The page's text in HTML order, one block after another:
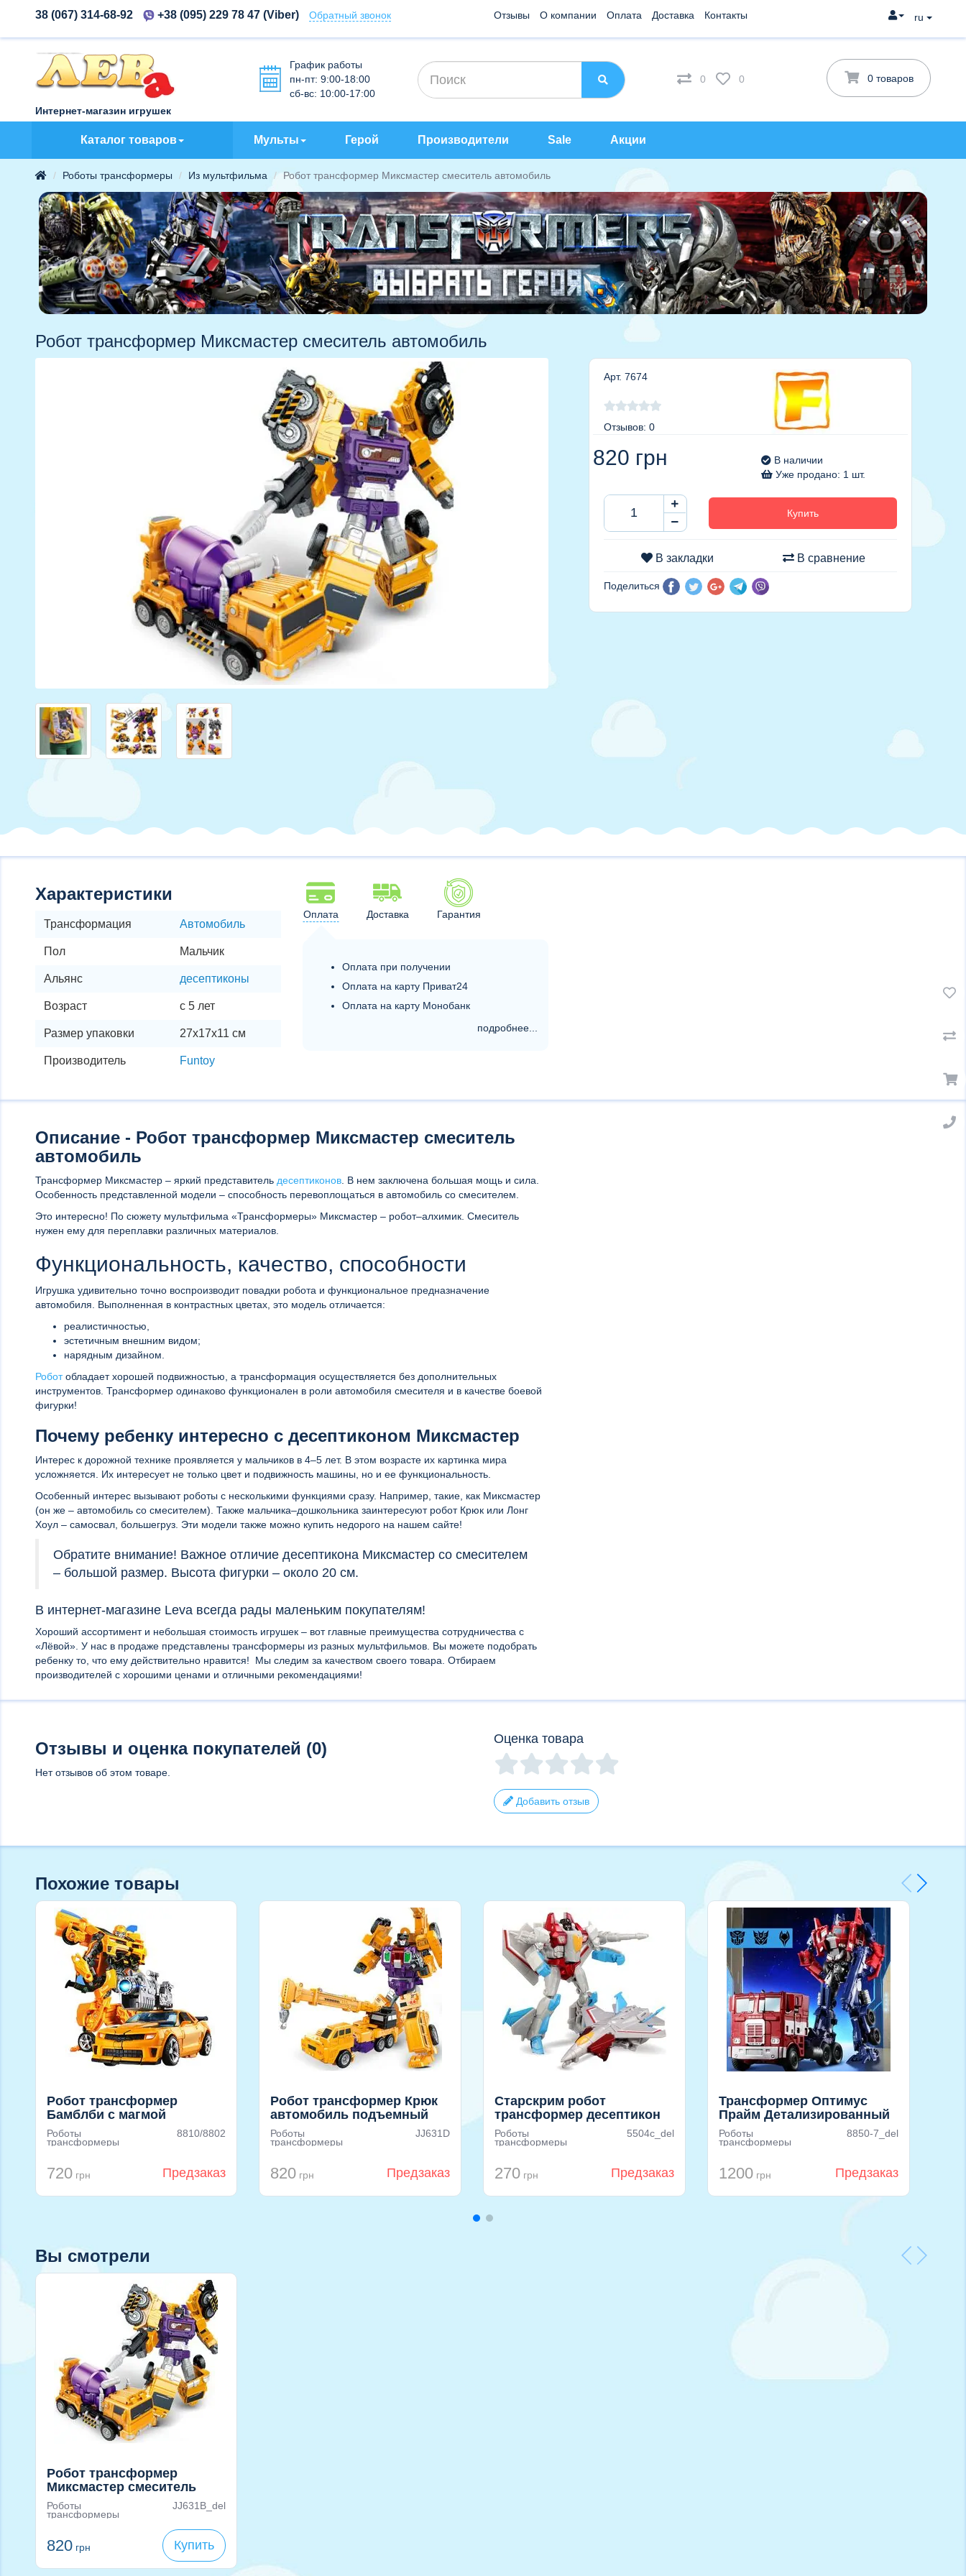
38 (067) 314-68-92 +38 (095) 229 78 47(Viber) Обратный звонок Отзывы О компании Оплата Доставка Контакты ru
Интернет-магазин игрушек
График работы
пн-пт: 9:00-18:00
сб-вс: 10:00-17:00
0 0 0 товаров
Каталог товаров Мульты Герой Производители Sale Акции
Роботы трансформеры Из мультфильма Робот трансформер Миксмастер смеситель автомобиль
Робот трансформер Миксмастер смеситель автомобиль
Арт. 7674
Отзывов: 0
820 грн
В наличии
Уже продано: 1 шт.
Купить
В закладки В сравнение
Поделиться
Характеристики
Трансформация Автомобиль
Пол Мальчик
Альянс десептиконы
Возраст с 5 лет
Размер упаковки 27х17х11 см
Производитель Funtoy
Оплата Доставка Гарантия
Оплата при получении
Оплата на карту Приват24
Оплата на карту Монобанк
подробнее...
Описание - Робот трансформер Миксмастер смеситель
автомобиль
Трансформер Миксмастер – яркий представитель десептиконов. В нем заключена большая мощь и сила.
Особенность представленной модели – способность перевоплощаться в автомобиль со смесителем.
Это интересно! По сюжету мультфильма «Трансформеры» Миксмастер – робот–алхимик. Смеситель
нужен ему для переплавки различных материалов.
Функциональность, качество, способности
Игрушка удивительно точно воспроизводит повадки робота и функциональное предназначение
автомобиля. Выполненная в контрастных цветах, это модель отличается:
реалистичностью,
эстетичным внешним видом;
нарядным дизайном.
Роботобладает хорошей подвижностью, а трансформация осуществляется без дополнительных
инструментов. Трансформер одинаково функционален в роли автомобиля смесителя и в качестве боевой
фигурки!
Почему ребенку интересно с десептиконом Миксмастер
Интерес к дорожной технике проявляется у мальчиков в 4–5 лет. В этом возрасте их картинка мира
усложняется. Их интересует не только цвет и подвижность машины, но и ее функциональность.
Особенный интерес вызывают роботы с несколькими функциями сразу. Например, такие, как Миксмастер
(он же – автомобиль со смесителем). Также мальчика–дошкольника заинтересуют робот Крюк или Лонг
Хоул – самосвал, большегруз. Эти модели также можно купить недорого на нашем сайте!
Обратите внимание! Важное отличие десептикона Миксмастер со смесителем
– большой размер. Высота фигурки – около 20 см.
В интернет-магазине Leva всегда рады маленьким покупателям!
Хороший ассортимент и небольшая стоимость игрушек – вот главные преимущества сотрудничества с
«Лёвой». У нас в продаже представлены трансформеры из разных мультфильмов. Вы можете подобрать
ребенку то, что ему действительно нравится! Мы следим за качеством своего товара. Отбираем
производителей с хорошими ценами и отличными рекомендациями!
Отзывы и оценка покупателей (0)
Нет отзывов об этом товаре.
Оценка товара
Добавить отзыв
Похожие товары
Робот трансформер
Бамблби с магмой
перевеса
Роботы
трансформеры
8810/8802
720грн Предзаказ
Робот трансформер Крюк
автомобиль подъемный
кран
Роботы
трансформеры
JJ631D
820 грн Предзаказ
Старскрим робот
трансформер десептикон
Alteration Первое
Поколение
Роботы
трансформеры
5504с_del
270 грн Предзаказ
Трансформер Оптимус
Прайм Детализированный
Роботы
трансформеры
8850-7_del
1200грн Предзаказ
Вы смотрели
Робот трансформер
Миксмастер смеситель
автомобиль
Роботы
трансформеры
JJ631B_del
820грн Купить